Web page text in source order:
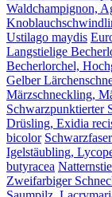
Waldchampignon,
Ustilago maydis
Langstielige
Becherlorchel,
Gelber
Märzschneckling,
Schwarzpunktierter
Drüsling, Exidia
bicolor
Igelstäubling,
butyracea
Zweifarbiger